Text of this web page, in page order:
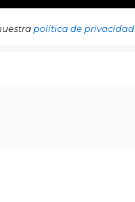
política de privacidad